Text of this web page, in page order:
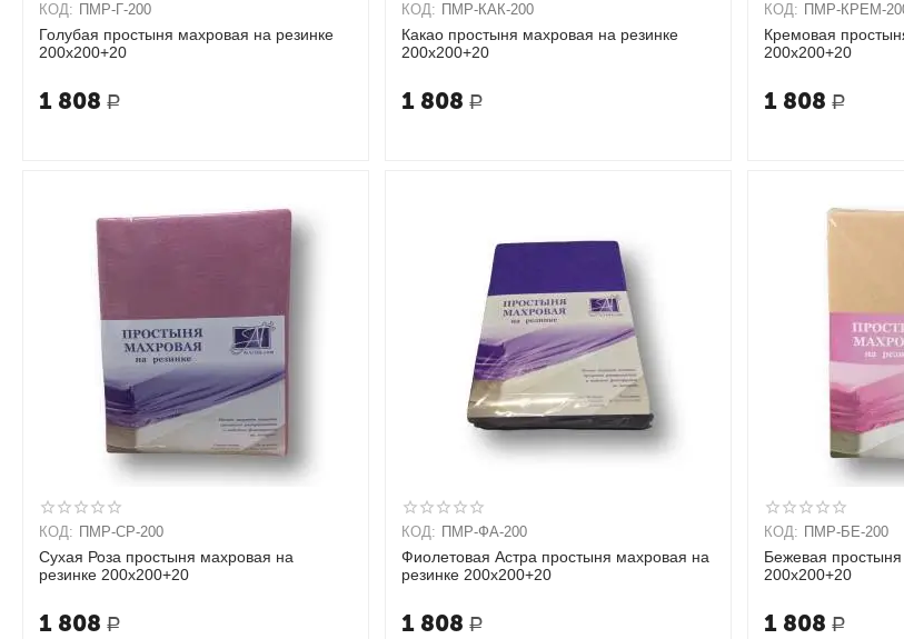
КОД: ПМР-Г-200
Голубая простыня махровая на резинке
200х200+20
1 808 Р
КОД: ПМР-КАК-200
Какао простыня махровая на резинке
200х200+20
1 808 Р
КОД: ПМР-КРЕМ-
Кремовая
200х200+20
1 808 Р
КОД: ПМР-СР-200
Сухая Роза простыня махровая на
резинке 200х200+20
1 808 Р
КОД: ПМР-ФА-200
Фиолетовая Астра простыня махровая на
резинке 200х200+20
1 808 Р
КОД: ПМР-БЕ-200
Бежевая
200х200+20
1 808 Р